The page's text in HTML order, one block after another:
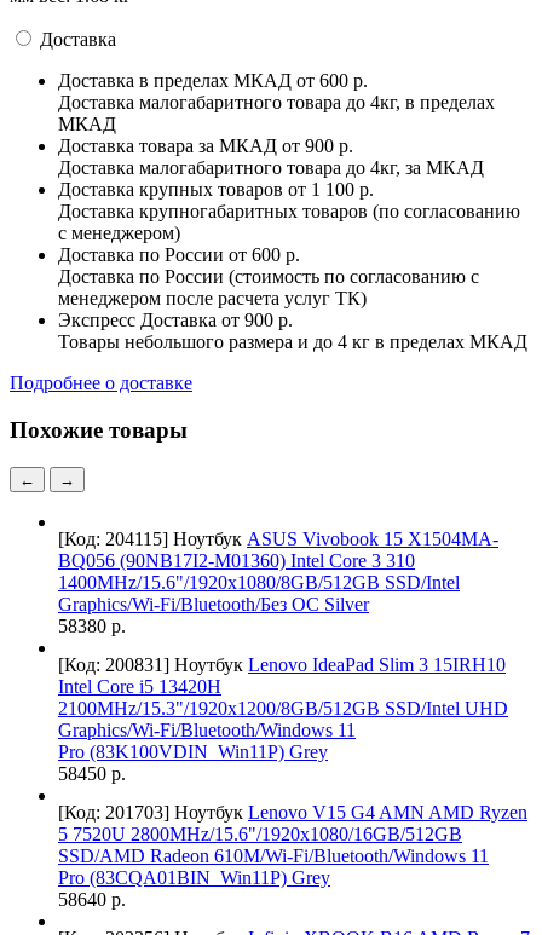
Доставка
Доставка в пределах МКАД от 600 р.
Доставка малогабаритного товара до 4кг, в пределах
МКАД
Доставка товара за МКАД от 900 р.
Доставка малогабаритного товара до 4кг, за МКАД
Доставка крупных товаров от 1 100 р.
Доставка крупногабаритных товаров (по согласованию
с менеджером)
Доставка по России от 600 р.
Доставка по России (стоимость по согласованию с
менеджером после расчета услуг ТК)
Экспресс Доставка от 900 р.
Товары небольшого размера и до 4 кг в пределах МКАД
Подробнее о доставке
Похожие товары
← →
[Код: 204115] Ноутбук ASUS Vivobook 15 X1504MA-
BQ056 (90NB17I2-M01360) Intel Core 3 310
1400MHz/15.6"/1920x1080/8GB/512GB SSD/Intel
Graphics/Wi-Fi/Bluetooth/Без ОС Silver
58380 р.
[Код: 200831] Ноутбук Lenovo IdeaPad Slim 3 15IRH10
Intel Core i5 13420H
2100MHz/15.3"/1920x1200/8GB/512GB SSD/Intel UHD
Graphics/Wi-Fi/Bluetooth/Windows 11
Pro (83K100VDIN_Win11P) Grey
58450 р.
[Код: 201703] Ноутбук Lenovo V15 G4 AMN AMD Ryzen
5 7520U 2800MHz/15.6"/1920x1080/16GB/512GB
SSD/AMD Radeon 610M/Wi-Fi/Bluetooth/Windows 11
Pro (83CQA01BIN_Win11P) Grey
58640 р.